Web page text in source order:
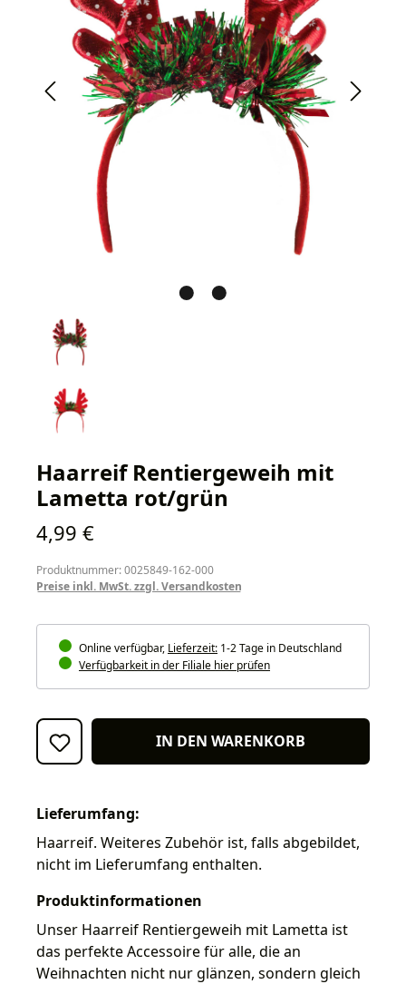
Haarreif Rentiergeweih mit
Lametta rot/grün
Regulärer Preis:
4,99 €
Produktnummer: 0025849-162-000
Preise inkl. MwSt. zzgl. Versandkosten
Online verfügbar, Lieferzeit: 1-2 Tage in Deutschland
Verfügbarkeit in der Filiale hier prüfen
IN DEN WARENKORB
Lieferumfang:
Haarreif. Weiteres Zubehör ist, falls abgebildet,
nicht im Lieferumfang enthalten.
Produktinformationen
Unser Haarreif Rentiergeweih mit Lametta ist
das perfekte Accessoire für alle, die an
Weihnachten nicht nur glänzen, sondern gleich